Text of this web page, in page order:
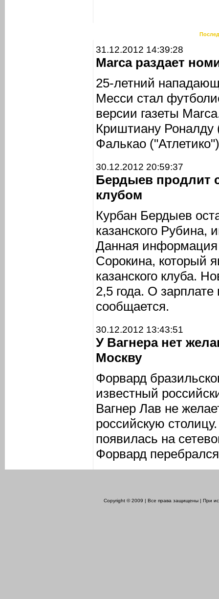
31.12.2012 14:39:28
Marca раздает
25-летний
Месси стал
версии газеты
Криштиану
Фалькао
30.12.2012 20:59:37
Бердыев продлит
клубом
Курбан Бердыев
казанского
Данная информация
Сорокина, который
казанского клуба.
2,5 года. О
сообщается.
30.12.2012 13:43:51
У Вагнера нет
Москву
Форвард
известный
Вагнер Лав не
российскую
появилась на
Форвард
Copyright © 2009 | Все права защищены | При